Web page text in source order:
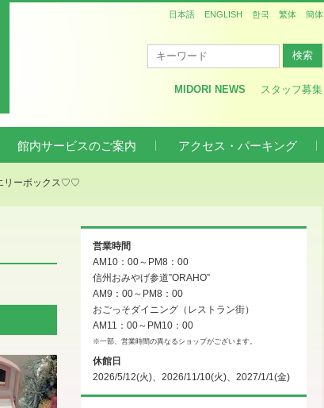
MIDORI NEWS
スタッフ募集
日本語 ENGLISH 한국 繁体 簡体
館内サービスのご案内 アクセス・パーキング
ーボックス♡♡
営業時間
AM10：00～PM8：00
信州おみやげ参道”ORAHO”
AM9：00～PM8：00
おごっそダイニング（レストラン街）
AM11：00～PM10：00
※一部、営業時間の異なるショップがございます。
休館日
2026/5/12(火)、2026/11/10(火)、2027/1/1(金)